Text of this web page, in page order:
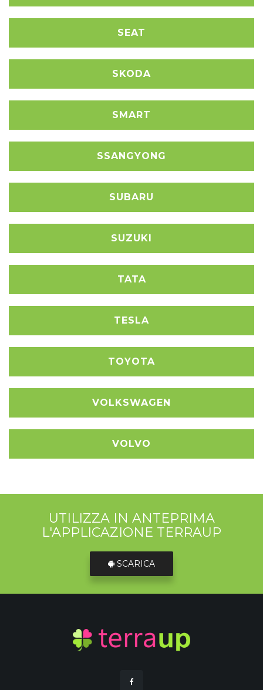
SEAT
SKODA
SMART
SSANGYONG
SUBARU
SUZUKI
TATA
TESLA
TOYOTA
VOLKSWAGEN
VOLVO
UTILIZZA IN ANTEPRIMA
L'APPLICAZIONE TERRAUP
SCARICA